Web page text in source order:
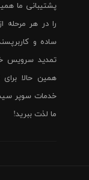
پشتیبانی ما
را در هر مرحله
ساده و
تمدید سرویس
همین حالا
خدمات سوپر
ما لذت ببرید!